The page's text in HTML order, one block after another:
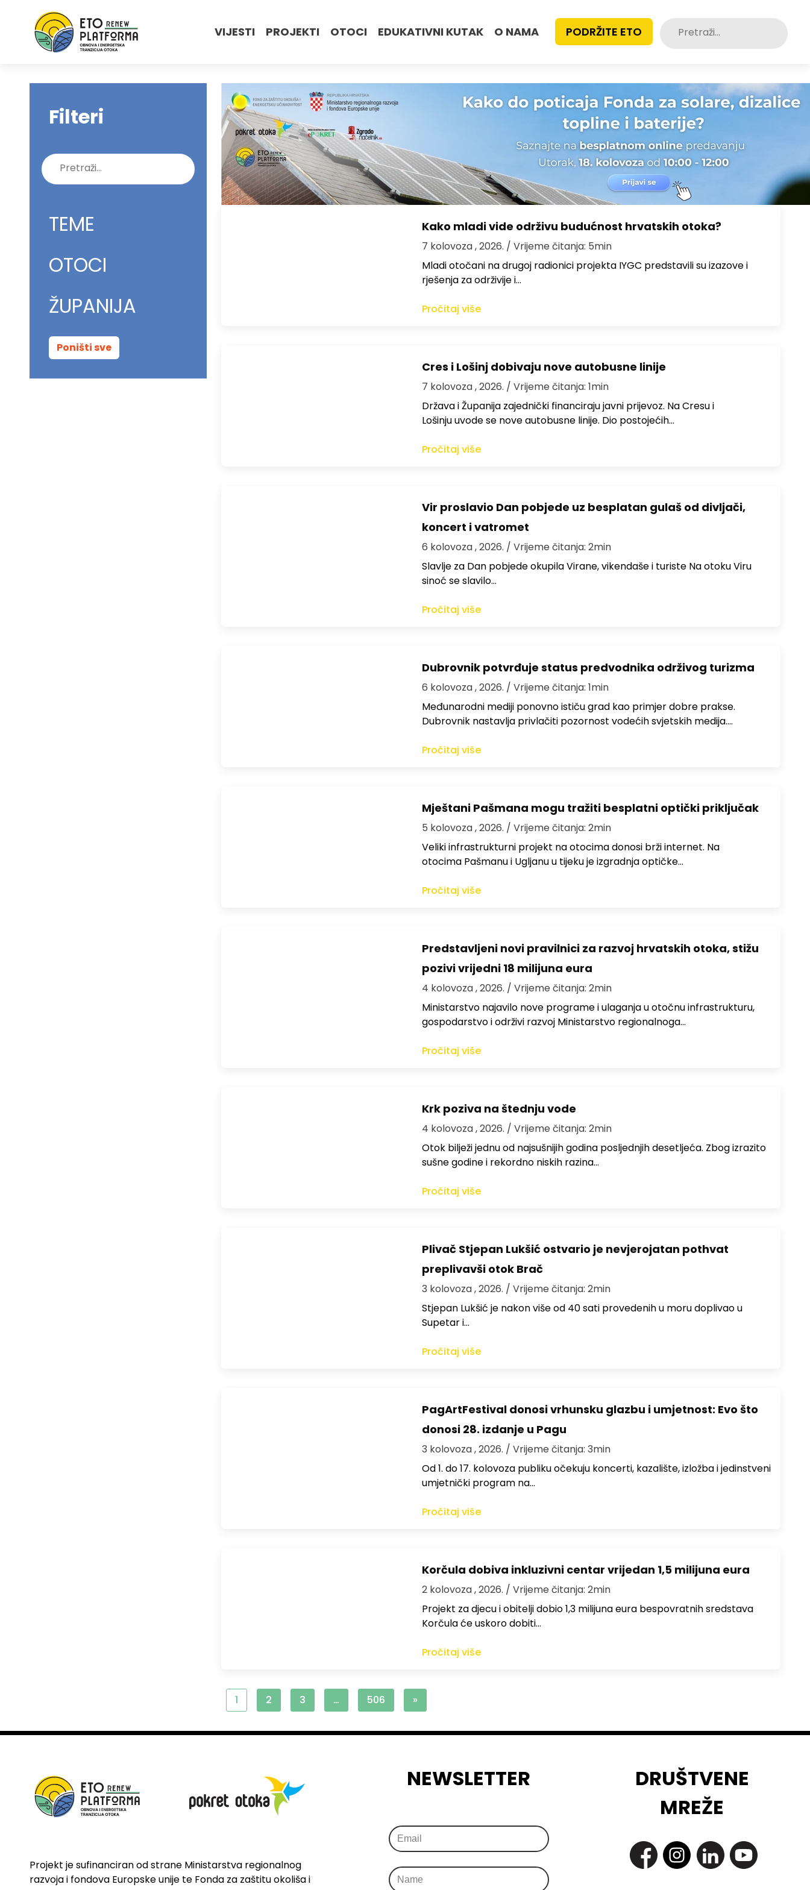
VIJESTI PROJEKTI OTOCI EDUKATIVNI KUTAK O NAMA PODRŽITE ETO Pretraži:
Filteri
Pretraži:
TEME
OTOCI
ŽUPANIJA
Poništi sve
Kako mladi vide održivu budućnost hrvatskih otoka?
7 kolovoza , 2026. / Vrijeme čitanja: 5min
Mladi otočani na drugoj radionici projekta IYGC predstavili su izazove i
rješenja za održivije i…
Pročitaj više
Cres i Lošinj dobivaju nove autobusne linije
7 kolovoza , 2026. / Vrijeme čitanja: 1min
Država i Županija zajednički financiraju javni prijevoz. Na Cresu i
Lošinju uvode se nove autobusne linije. Dio postojećih…
Pročitaj više
Vir proslavio Dan pobjede uz besplatan gulaš od divljači,
koncert i vatromet
6 kolovoza , 2026. / Vrijeme čitanja: 2min
Slavlje za Dan pobjede okupila Virane, vikendaše i turiste Na otoku Viru
sinoć se slavilo…
Pročitaj više
Dubrovnik potvrđuje status predvodnika održivog turizma
6 kolovoza , 2026. / Vrijeme čitanja: 1min
Međunarodni mediji ponovno ističu grad kao primjer dobre prakse.
Dubrovnik nastavlja privlačiti pozornost vodećih svjetskih medija.…
Pročitaj više
Mještani Pašmana mogu tražiti besplatni optički priključak
5 kolovoza , 2026. / Vrijeme čitanja: 2min
Veliki infrastrukturni projekt na otocima donosi brži internet. Na
otocima Pašmanu i Ugljanu u tijeku je izgradnja optičke…
Pročitaj više
Predstavljeni novi pravilnici za razvoj hrvatskih otoka, stižu
pozivi vrijedni 18 milijuna eura
4 kolovoza , 2026. / Vrijeme čitanja: 2min
Ministarstvo najavilo nove programe i ulaganja u otočnu infrastrukturu,
gospodarstvo i održivi razvoj Ministarstvo regionalnoga…
Pročitaj više
Krk poziva na štednju vode
4 kolovoza , 2026. / Vrijeme čitanja: 2min
Otok bilježi jednu od najsušnijih godina posljednjih desetljeća. Zbog izrazito
sušne godine i rekordno niskih razina…
Pročitaj više
Plivač Stjepan Lukšić ostvario je nevjerojatan pothvat
preplivavši otok Brač
3 kolovoza , 2026. / Vrijeme čitanja: 2min
St​jepan Lukšić je nakon više od 40 sati provedenih u moru doplivao u
Supetar i…
Pročitaj više
PagArtFestival donosi vrhunsku glazbu i umjetnost: Evo što
donosi 28. izdanje u Pagu
3 kolovoza , 2026. / Vrijeme čitanja: 3min
Od 1. do 17. kolovoza publiku očekuju koncerti, kazalište, izložba i jedinstveni
umjetnički program na…
Pročitaj više
Korčula dobiva inkluzivni centar vrijedan 1,5 milijuna eura
2 kolovoza , 2026. / Vrijeme čitanja: 2min
Projekt za djecu i obitelji dobio 1,3 milijuna eura bespovratnih sredstava
Korčula će uskoro dobiti…
Pročitaj više
1 2 3 … 506 »
Projekt je sufinanciran od strane Ministarstva regionalnog
razvoja i fondova Europske unije te Fonda za zaštitu okoliša i
NEWSLETTER
DRUŠTVENE
MREŽE